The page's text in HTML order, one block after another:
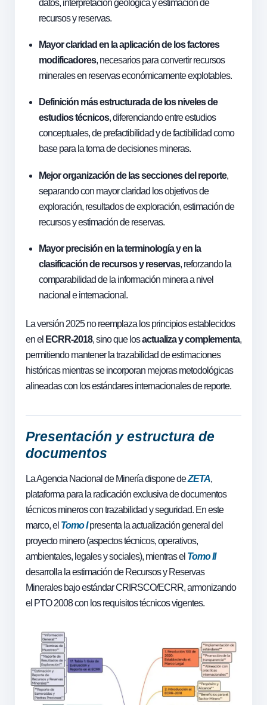
datos, interpretación geológica y estimación de
recursos y reservas.
Mayor claridad en la aplicación de los factores
modificadores, necesarios para convertir recursos
minerales en reservas económicamente explotables.
Definición más estructurada de los niveles de
estudios técnicos, diferenciando entre estudios
conceptuales, de prefactibilidad y de factibilidad como
base para la toma de decisiones mineras.
Mejor organización de las secciones del reporte,
separando con mayor claridad los objetivos de
exploración, resultados de exploración, estimación de
recursos y estimación de reservas.
Mayor precisión en la terminología y en la
clasificación de recursos y reservas, reforzando la
comparabilidad de la información minera a nivel
nacional e internacional.
La versión 2025 no reemplaza los principios establecidos
en el ECRR-2018, sino que losactualiza y complementa,
permitiendo mantener la trazabilidad de estimaciones
históricas mientras se incorporan mejoras metodológicas
alineadas con los estándares internacionales de reporte.
Presentación y estructura de
documentos
La Agencia Nacional de Minería dispone deZETA,
plataforma para la radicación exclusiva de documentos
técnicos mineros con trazabilidad y seguridad. En este
marco, el Tomo Ipresenta la actualización general del
proyecto minero (aspectos técnicos, operativos,
ambientales, legales y sociales), mientras el Tomo II
desarrolla la estimación de Recursos y Reservas
Minerales bajo estándar CRIRSCO/ECRR, armonizando
el PTO 2008 con los requisitos técnicos vigentes.